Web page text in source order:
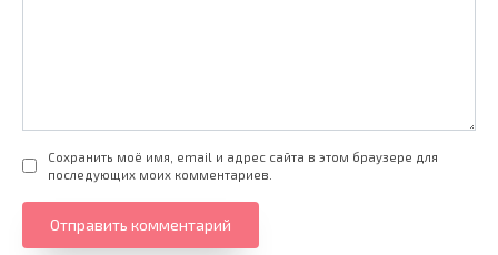
Сохранить моё имя, email и адрес сайта в этом браузере для
последующих моих комментариев.